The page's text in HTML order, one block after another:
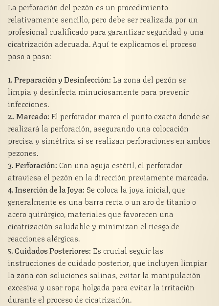
La perforación del pezón es un procedimiento
relativamente sencillo, pero debe ser realizada por un
profesional cualificado para garantizar seguridad y una
cicatrización adecuada. Aquí te explicamos el proceso
paso a paso:
1. Preparación y Desinfección: La zona del pezón se
limpia y desinfecta minuciosamente para prevenir
infecciones.
2. Marcado: El perforador marca el punto exacto donde se
realizará la perforación, asegurando una colocación
precisa y simétrica si se realizan perforaciones en ambos
pezones.
3. Perforación: Con una aguja estéril, el perforador
atraviesa el pezón en la dirección previamente marcada.
4. Inserción de la Joya: Se coloca la joya inicial, que
generalmente es una barra recta o un aro de titanio o
acero quirúrgico, materiales que favorecen una
cicatrización saludable y minimizan el riesgo de
reacciones alérgicas.
5. Cuidados Posteriores: Es crucial seguir las
instrucciones de cuidado posterior, que incluyen limpiar
la zona con soluciones salinas, evitar la manipulación
excesiva y usar ropa holgada para evitar la irritación
durante el proceso de cicatrización.